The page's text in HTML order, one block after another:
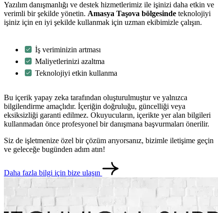
Yazılım danışmanlığı ve destek hizmetlerimiz ile işinizi daha etkin ve
verimli bir şekilde yönetin. Amasya Taşova bölgesinde teknolojiyi
işiniz için en iyi şekilde kullanmak için uzman ekibimizle çalışın.
İş veriminizin artması
Maliyetlerinizi azaltma
Teknolojiyi etkin kullanma
Bu içerik yapay zeka tarafından oluşturulmuştur ve yalnızca
bilgilendirme amaçlıdır. İçeriğin doğruluğu, güncelliği veya
eksiksizliği garanti edilmez. Okuyucuların, içerikte yer alan bilgileri
kullanmadan önce profesyonel bir danışmana başvurmaları önerilir.
Siz de işletmenize özel bir çözüm arıyorsanız, bizimle iletişime geçin
ve geleceğe bugünden adım atın!
Daha fazla bilgi için bize ulaşın